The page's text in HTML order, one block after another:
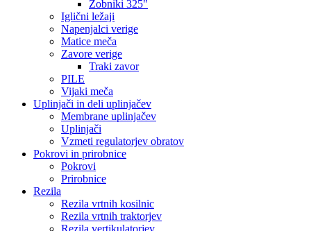
Zobniki 325"
Iglični ležaji
Napenjalci verige
Matice meča
Zavore verige
Traki zavor
PILE
Vijaki meča
Uplinjači in deli uplinjačev
Membrane uplinjačev
Uplinjači
Vzmeti regulatorjev obratov
Pokrovi in prirobnice
Pokrovi
Prirobnice
Rezila
Rezila vrtnih kosilnic
Rezila vrtnih traktorjev